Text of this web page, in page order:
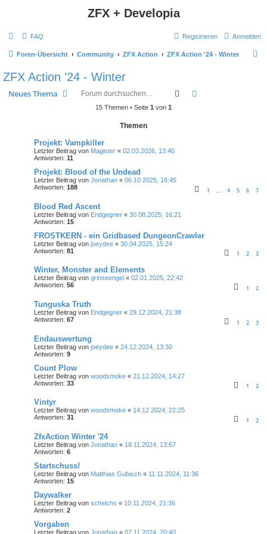
ZFX + Developia
FAQ Anmelden
Registrieren
Foren-Übersicht Community ZFX Action ZFX Action '24 - Winter
ZFX Action '24 - Winter
Neues Thema Suche
15 Themen • Seite 1 von 1
Themen
Projekt: Vampkiller
Letzter Beitrag von Magister « 02.03.2026, 13:40
Antworten: 11
Projekt: Blood of the Undead
Letzter Beitrag von Jonathan « 06.10.2025, 16:45
Antworten: 188 1 … 4 5 6 7
Blood Red Ascent
Letzter Beitrag von Endgegner « 30.08.2025, 16:21
Antworten: 15
FROSTKERN - ein Gridbased DungeonCrawler
Letzter Beitrag von joeydee « 30.04.2025, 15:24
Antworten: 81 1 2 3
Winter, Monster and Elements
Letzter Beitrag von grinseengel « 02.01.2025, 22:42
Antworten: 56 1 2
Tunguska Truth
Letzter Beitrag von Endgegner « 29.12.2024, 21:38
Antworten: 67 1 2 3
Endauswertung
Letzter Beitrag von joeydee « 24.12.2024, 13:30
Antworten: 9
Count Plow
Letzter Beitrag von woodsmoke « 21.12.2024, 14:27
Antworten: 33 1 2
Vintyr
Letzter Beitrag von woodsmoke « 14.12.2024, 22:25
Antworten: 31 1 2
ZfxAction Winter '24
Letzter Beitrag von Jonathan « 18.11.2024, 13:57
Antworten: 6
Startschuss!
Letzter Beitrag von Matthias Gubisch « 11.11.2024, 11:36
Antworten: 15
Daywalker
Letzter Beitrag von scheichs « 10.11.2024, 21:36
Antworten: 2
Vorgaben
Letzter Beitrag von Jonathan « 07.11.2024, 20:40